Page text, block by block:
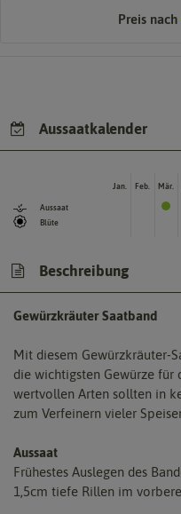
Preis nach
Aussaatkalender
Aussaat
Blüte
Jan. Feb. Mär.
Beschreibung
Gewürzkräuter Saatband
Mit diesem Gewürzkräuter-
die wichtigsten Gewürze für
wertvollen Arten sollten in
zum Verfeinern vieler
Aussaat
Frühestes Auslegen des
1,5cm tiefe Rillen im